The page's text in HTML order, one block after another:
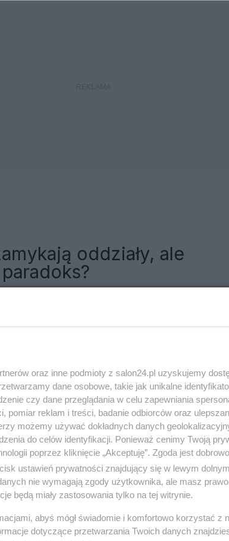
oddziały, ale
Gospodarka
Biznes
oraz inne podmioty z salon24.pl uzyskujemy
dane osobowe, takie jak unikalne
czy dane przeglądania w celu zapewniania
pomiar reklam i treści, badanie odbiorców oraz
możemy używać dokładnych danych
do celów identyfikacji. Ponieważ cenimy Twoją
poprzez kliknięcie „Akceptuję”. Zgoda jest
ustawień prywatności znajdujący się w lewym
nie wymagają zgody użytkownika, ale masz
będą miały zastosowania tylko na tej witrynie.
abyś mógł świadomie i komfortowo korzystać z
dotyczące przetwarzania Twoich danych